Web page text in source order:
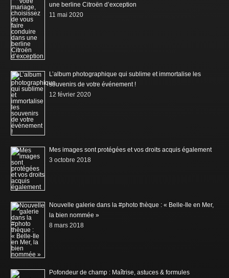
une berline Citroën d’exception
11 mai 2020
L’album photographique qui sublime et immortalise les
souvenirs de votre événement !
12 février 2020
Mes images sont protégées et vos droits acquis également
3 octobre 2018
Nouvelle galerie dans la #photo thèque : « Belle-Ile en Mer,
la bien nommée »
8 mars 2018
Pofondeur de champ : Maîtrise, astuces & formules